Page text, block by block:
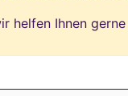
helfen Ihnen